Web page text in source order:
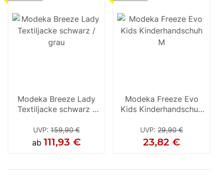
Modeka Breeze Lady
Textiljacke schwarz /
UVP: 159,90 €
ab 111,93 €
Modeka Freeze Evo
Kids Kinderhandschuh
UVP: 29,90 €
23,82 €